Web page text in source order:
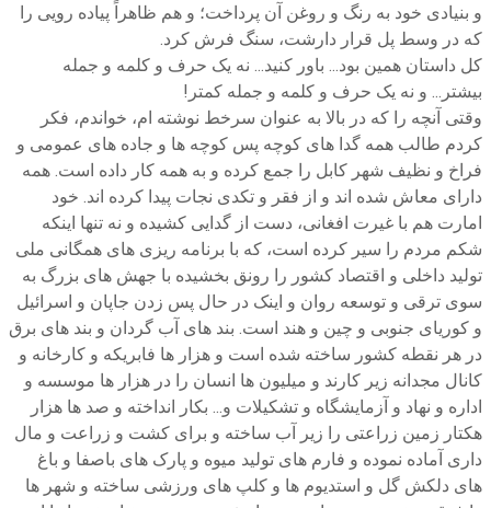
و بنیادی خود به رنگ و روغن آن پرداخت؛ و هم ظاهراً پیاده رویی را
که در وسط پل قرار دارشت، سنگ فرش کرد.
کل داستان همین بود... باور کنید... نه یک حرف و کلمه و جمله
بیشتر... و نه یک حرف و کلمه و جمله کمتر!
وقتی آنچه را که در بالا به عنوان سرخط نوشته ام، خواندم، فکر
کردم طالب همه گدا های کوچه پس کوچه ها و جاده های عمومی و
فراخ و نظیف شهر کابل را جمع کرده و به همه کار داده است. همه
دارای معاش شده اند و از فقر و تکدی نجات پیدا کرده اند. خود
امارت هم با غیرت افغانی، دست از گدایی کشیده و نه تنها اینکه
شکم مردم را سیر کرده است، که با برنامه ریزی های همگانی ملی
تولید داخلی و اقتصاد کشور را رونق بخشیده با جهش های بزرگ به
سوی ترقی و توسعه روان و اینک در حال پس زدن جاپان و اسرائیل
و کوریای جنوبی و چین و هند است. بند های آب گردان و بند های برق
در هر نقطه کشور ساخته شده است و هزار ها فابریکه و کارخانه و
کانال مجدانه زیر کارند و میلیون ها انسان را در هزار ها موسسه و
اداره و نهاد و آزمایشگاه و تشکیلات و... بکار انداخته و صد ها هزار
هکتار زمین زراعتی را زیر آب ساخته و برای کشت و زراعت و مال
داری آماده نموده و فارم های تولید میوه و پارک های باصفا و باغ
های دلکش گل و استدیوم ها و کلپ های ورزشی ساخته و شهر ها